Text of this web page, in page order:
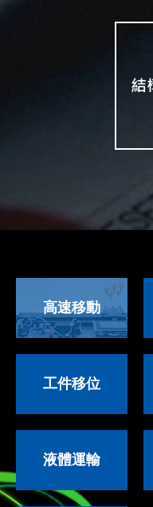
高速移動
工件移位
液體運輸